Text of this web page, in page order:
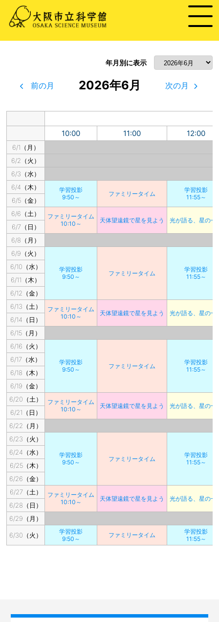
年月別に表示
前の月 2026年6月 次の月
10:00 11:00 12:00
6/1（月）
6/2（火）
6/3（水）
6/4（木）
学習投影
9:50～
ファミリータイム
学習投影
11:55～
6/5（金）
6/6（土）
ファミリータイム
10:10～
天体望遠鏡で星を見よう 光が語る、星の一
6/7（日）
6/8（月）
6/9（火）
学習投影
9:50～
ファミリータイム
学習投影
11:55～
6/10（水）
6/11（木）
6/12（金）
6/13（土）
ファミリータイム
10:10～
天体望遠鏡で星を見よう 光が語る、星の一
6/14（日）
6/15（月）
6/16（火）
学習投影
9:50～
ファミリータイム
学習投影
11:55～
6/17（水）
6/18（木）
6/19（金）
6/20（土）
ファミリータイム
10:10～
天体望遠鏡で星を見よう 光が語る、星の一
6/21（日）
6/22（月）
6/23（火）
学習投影
9:50～
ファミリータイム
学習投影
11:55～
6/24（水）
6/25（木）
6/26（金）
6/27（土）
ファミリータイム
10:10～
天体望遠鏡で星を見よう 光が語る、星の一
6/28（日）
6/29（月）
6/30（火）
学習投影
9:50～
ファミリータイム
学習投影
11:55～